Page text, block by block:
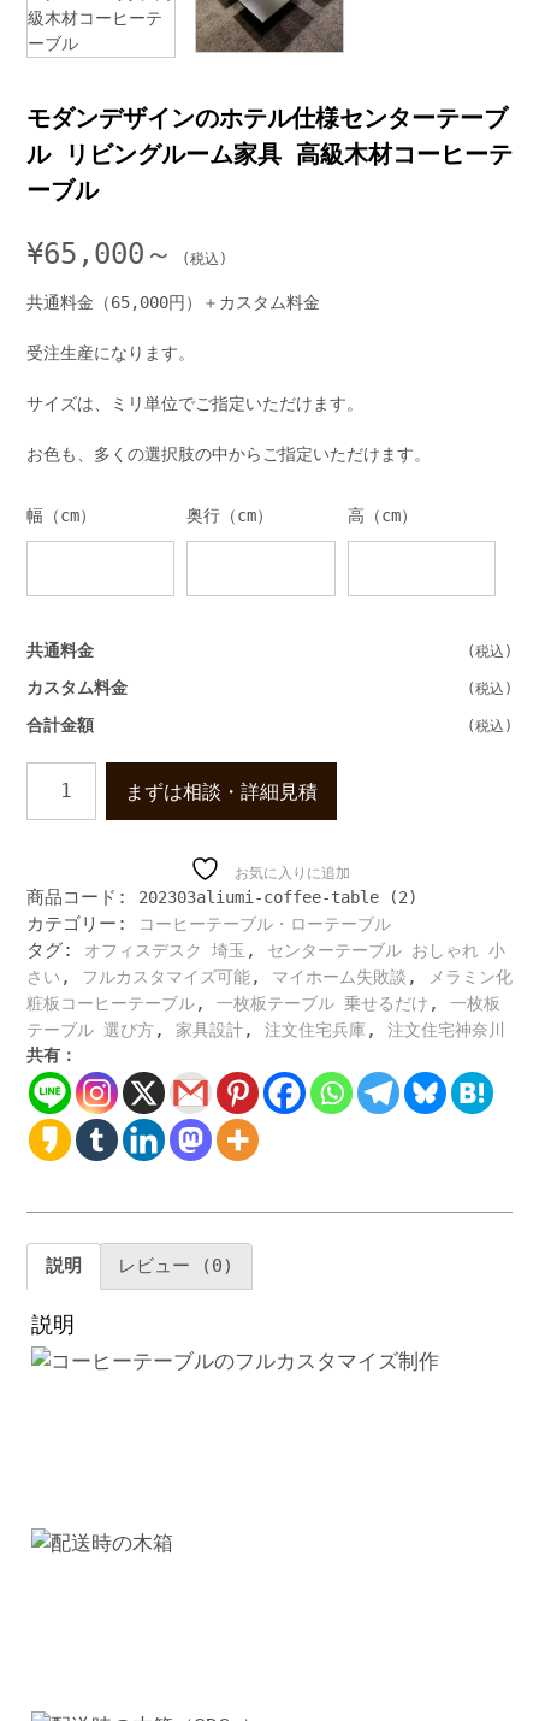
モダンデザインのホテル仕様センターテーブ
ル リビングルーム家具 高級木材コーヒーテ
ーブル
¥65,000～
共通料金（65,000円）＋カスタム料金
受注生産になります。
サイズは、ミリ単位でご指定いただけます。
お色も、多くの選択肢の中からご指定いただけます。
幅（cm） 奥行（cm） 高（cm）
共通料金
カスタム料金
合計金額
ン
イ
ン
の
ホ
テ
ル
仕
様
セ
ン
タ
ビ
ン
高
ー
まずは相談・詳細見積
お気に入りに追加
商品コード: 202303aliumi-coffee-table (2)
カテゴリー: コーヒーテーブル・ローテーブル
タグ: オフィスデスク 埼玉 ,
センターテーブル おしゃれ 小
さい , フルカスタマイズ可能, マイホーム失敗談 ,
メラミン化
粧板コーヒーテーブル, 一枚板テーブル 乗せるだけ , 一枚板
テーブル 選び方, 家具設計, 注文住宅兵庫 , 注文住宅神奈川
共有：
説明 レビュー (0)
説明